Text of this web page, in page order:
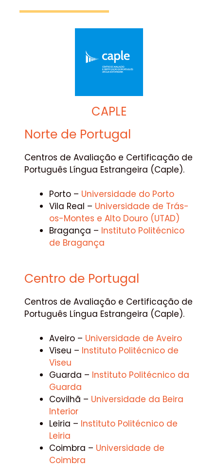
CAPLE
Norte de Portugal
Centros de Avaliação e Certificação de
Português Língua Estrangeira (Caple).
Porto – Universidade do Porto
Vila Real – Universidade de Trás-
os-Montes e Alto Douro (UTAD)
Bragança – Instituto Politécnico
de Bragança
Centro de Portugal
Centros de Avaliação e Certificação de
Português Língua Estrangeira (Caple).
Aveiro – Universidade de Aveiro
Viseu – Instituto Politécnico de
Viseu
Guarda – Instituto Politécnico da
Guarda
Covilhã – Universidade da Beira
Interior
Leiria – Instituto Politécnico de
Leiria
Coimbra – Universidade de
Coimbra